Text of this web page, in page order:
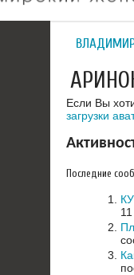
Если Вы
загрузки
Последние